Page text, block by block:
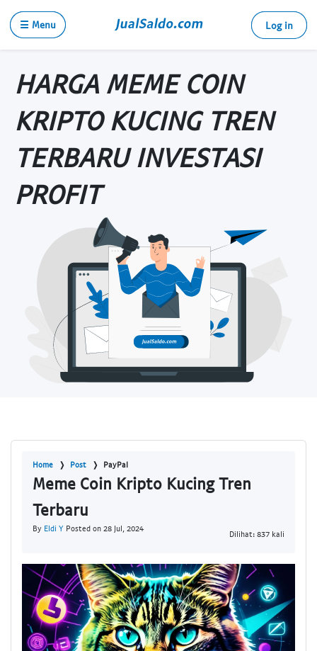
☰ Menu Log in
HARGA MEME COIN
KRIPTO KUCING TREN
TERBARU INVESTASI
PROFIT
Home Post PayPal
Meme Coin Kripto Kucing Tren
Terbaru
By Eldi Y Posted on 28 Jul, 2024
Dilihat: 837 kali